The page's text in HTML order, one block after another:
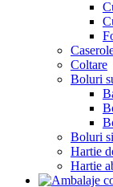
Coltare
Boluri
Boluri
Hartie
Hartie